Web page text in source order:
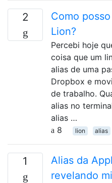
2
Como
Lion?
Percebi hoje
coisa que um
alias de uma
Dropbox e
de trabalho.
alias no
alias …
8
lion alias
1
Alias ​​da
revelando